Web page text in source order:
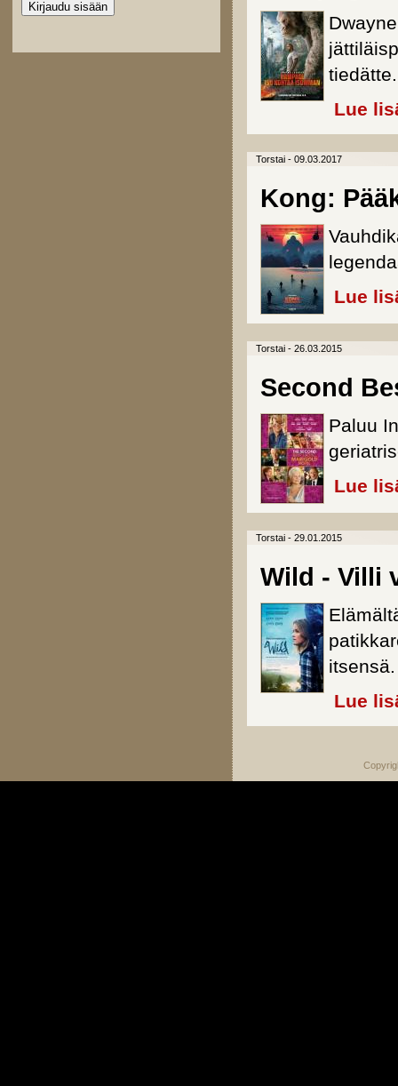
tiedätte.
Lue
Torstai - 09.03.2017
Kong:
Lue
Torstai - 26.03.2015
Second
Paluu
Lue
Torstai - 29.01.2015
Wild - Villi
itsensä.
Lue